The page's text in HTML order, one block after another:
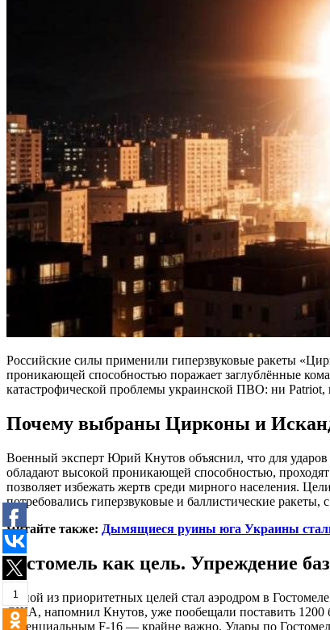
1
Российские силы применили гиперзвуковые ракеты
проникающей способностью поражает заглублённые
катастрофической проблемы украинской ПВО: ни
Почему выбраны Цирконы и
Военный эксперт Юрий Кнутов объяснил, что для
обладают высокой проникающей способностью,
позволяет избежать жертв среди мирного населения.
потребовались гиперзвуковые и баллистические
Читайте также: Дымящиеся руины юга Украины
Гостомель как цель. Упреждение
Одной из приоритетных целей стал аэродром в
США, напомнил Кнутов, уже пообещали поставить 1200
потенциальным F-16 — крайне важно. Удары по